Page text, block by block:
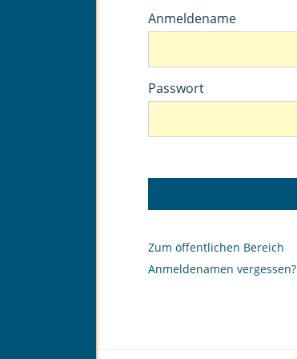
Anmeldename
Passwort
Zum öffentlichen Bereich
Anmeldenamen vergessen?